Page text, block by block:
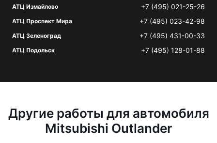
АТЦ Измайлово +7 (495) 021-25-26
АТЦ Проспект Мира +7 (495) 023-42-98
АТЦ Зеленоград +7 (495) 431-00-33
АТЦ Подольск +7 (495) 128-01-88
Другие работы для автомобиля
Mitsubishi Outlander